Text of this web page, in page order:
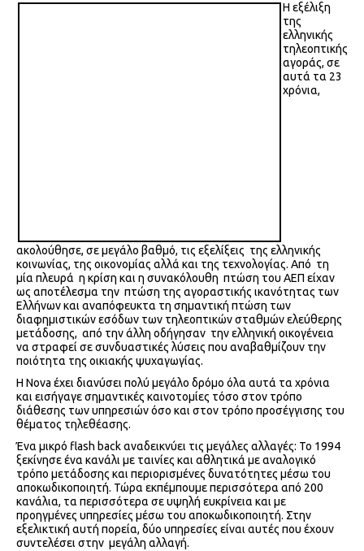
Η εξέλιξη
της
ελληνικής
τηλεοπτικής
αγοράς, σε
αυτά τα 23
χρόνια,
ακολούθησε, σε μεγάλο βαθμό, τις εξελίξεις της ελληνικής
κοινωνίας, της οικονομίας αλλά και της τεχνολογίας. Από τη
μία πλευρά η κρίση και η συνακόλουθη πτώση του ΑΕΠ είχαν
ως αποτέλεσμα την πτώση της αγοραστικής ικανότητας των
Ελλήνων και αναπόφευκτα τη σημαντική πτώση των
διαφημιστικών εσόδων των τηλεοπτικών σταθμών ελεύθερης
μετάδοσης, από την άλλη οδήγησαν την ελληνική οικογένεια
να στραφεί σε συνδυαστικές λύσεις που αναβαθμίζουν την
ποιότητα της οικιακής ψυχαγωγίας.
Η Nova έχει διανύσει πολύ μεγάλο δρόμο όλα αυτά τα χρόνια
και εισήγαγε σημαντικές καινοτομίες τόσο στον τρόπο
διάθεσης των υπηρεσιών όσο και στον τρόπο προσέγγισης του
θέματος τηλεθέασης.
Ένα μικρό flash back αναδεικνύει τις μεγάλες αλλαγές: Το 1994
ξεκίνησε ένα κανάλι με ταινίες και αθλητικά με αναλογικό
τρόπο μετάδοσης και περιορισμένες δυνατότητες μέσω του
αποκωδικοποιητή. Τώρα εκπέμπουμε περισσότερα από 200
κανάλια, τα περισσότερα σε υψηλή ευκρίνεια και με
προηγμένες υπηρεσίες μέσω του αποκωδικοποιητή. Στην
εξελικτική αυτή πορεία, δύο υπηρεσίες είναι αυτές που έχουν
συντελέσει στην μεγάλη αλλαγή.